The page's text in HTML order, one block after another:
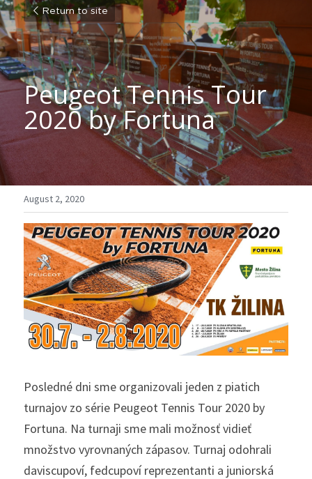
Return to site
Peugeot Tennis Tour
2020 by Fortuna
August 2, 2020
Posledné dni sme organizovali jeden z piatich
turnajov zo série Peugeot Tennis Tour 2020 by
Fortuna. Na turnaji sme mali možnosť vidieť
množstvo vyrovnaných zápasov. Turnaj odohrali
daviscupoví, fedcupoví reprezentanti a juniorská